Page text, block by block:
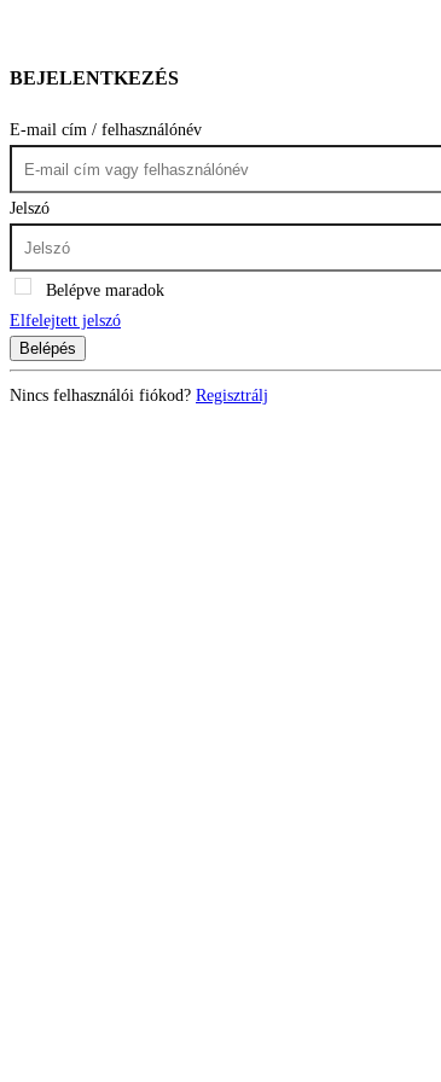
BEJELENTKEZÉS
E-mail cím / felhasználónév
Jelszó
Belépve maradok
Elfelejtett jelszó
Belépés
Nincs felhasználói fiókod? Regisztrálj